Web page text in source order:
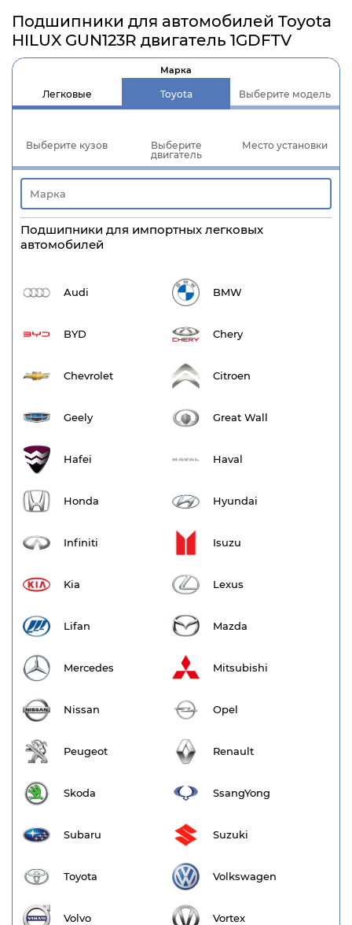
Подшипники для автомобилей Toyota
HILUX GUN123R двигатель 1GDFTV
Легковые
Марка
Toyota Выберите модель
Выберите кузов
Выберите
двигатель
Место установки
Подшипники для импортных легковых
автомобилей
Audi BMW
BYD Chery
Chevrolet Citroen
Geely Great Wall
Hafei Haval
Honda Hyundai
Infiniti Isuzu
Kia Lexus
Lifan Mazda
Mercedes Mitsubishi
Nissan Opel
Peugeot Renault
Skoda SsangYong
Subaru Suzuki
Toyota Volkswagen
Volvo Vortex